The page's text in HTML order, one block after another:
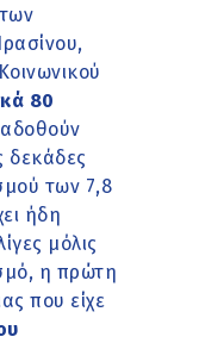
80
δεκάδες
των 7,8
ήδη
μόλις
η πρώτη
που είχε